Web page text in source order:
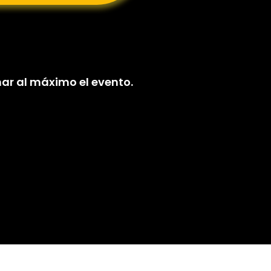
al máximo el evento.